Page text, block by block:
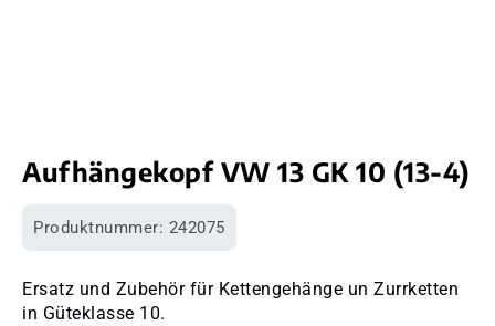
Aufhängekopf VW 13 GK 10 (13-4)
Produktnummer: 242075
Ersatz und Zubehör für Kettengehänge un Zurrketten
in Güteklasse 10.